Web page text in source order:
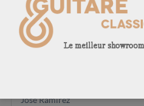
Andreas Madimenos
Leonardo de Gregorio
Daniel Friederich
Jose Ramirez